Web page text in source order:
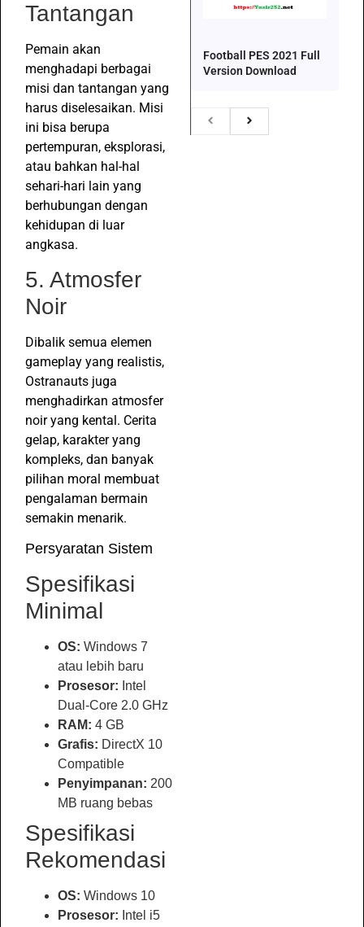
Tantangan
Pemain akan
menghadapi berbagai
misi dan tantangan yang
harus diselesaikan. Misi
ini bisa berupa
pertempuran, eksplorasi,
atau bahkan hal-hal
sehari-hari lain yang
berhubungan dengan
kehidupan di luar
angkasa.
5. Atmosfer
Noir
Dibalik semua elemen
gameplay yang realistis,
Ostranauts juga
menghadirkan atmosfer
noir yang kental. Cerita
gelap, karakter yang
kompleks, dan banyak
pilihan moral membuat
pengalaman bermain
semakin menarik.
Persyaratan Sistem
Spesifikasi
Minimal
OS: Windows 7
atau lebih baru
Prosesor: Intel
Dual-Core 2.0 GHz
RAM: 4 GB
Grafis: DirectX 10
Compatible
Penyimpanan: 200
MB ruang bebas
Spesifikasi
Rekomendasi
OS: Windows 10
Prosesor: Intel i5
Football PES 2021 Full
Version Download